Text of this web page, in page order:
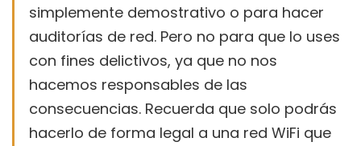
simplemente demostrativo o para hacer
auditorías de red. Pero no para que lo uses
con fines delictivos, ya que no nos
hacemos responsables de las
consecuencias. Recuerda que solo podrás
hacerlo de forma legal a una red WiFi que